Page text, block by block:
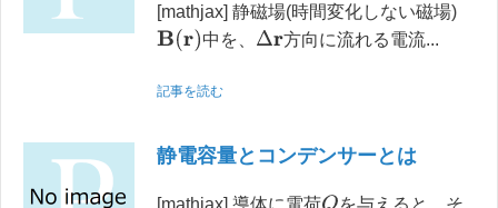
[mathjax] 静磁場(時間変化しない磁場)
B(r) 中を、 Δr 方向に流れる電流...
記事を読む
静電容量とコンデンサーとは